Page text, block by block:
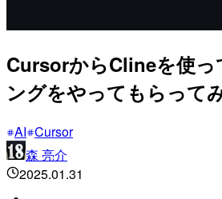
CursorからClineを使っ
ングをやってもらって
AI Cursor
森 亮介
2025.01.31